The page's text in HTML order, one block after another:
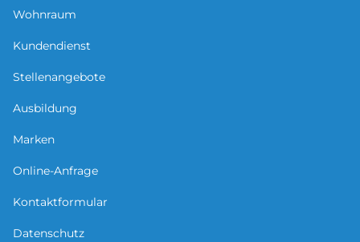
Wohnraum
Kundendienst
Stellenangebote
Ausbildung
Marken
Online-Anfrage
Kontaktformular
Datenschutz